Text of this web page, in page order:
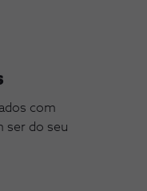
com
ser do seu